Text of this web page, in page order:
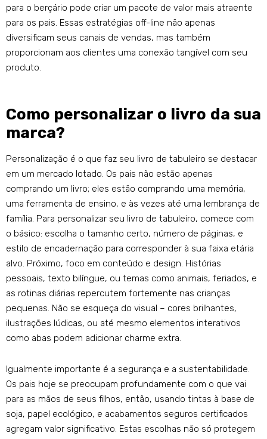
para o berçário pode criar um pacote de valor mais atraente
para os pais. Essas estratégias off-line não apenas
diversificam seus canais de vendas, mas também
proporcionam aos clientes uma conexão tangível com seu
produto.
Como personalizar o livro da sua
marca?
Personalização é o que faz seu livro de tabuleiro se destacar
em um mercado lotado. Os pais não estão apenas
comprando um livro; eles estão comprando uma memória,
uma ferramenta de ensino, e às vezes até uma lembrança de
família. Para personalizar seu livro de tabuleiro, comece com
o básico: escolha o tamanho certo, número de páginas, e
estilo de encadernação para corresponder à sua faixa etária
alvo. Próximo, foco em conteúdo e design. Histórias
pessoais, texto bilíngue, ou temas como animais, feriados, e
as rotinas diárias repercutem fortemente nas crianças
pequenas. Não se esqueça do visual – cores brilhantes,
ilustrações lúdicas, ou até mesmo elementos interativos
como abas podem adicionar charme extra.
Igualmente importante é a segurança e a sustentabilidade.
Os pais hoje se preocupam profundamente com o que vai
para as mãos de seus filhos, então, usando tintas à base de
soja, papel ecológico, e acabamentos seguros certificados
agregam valor significativo. Estas escolhas não só protegem